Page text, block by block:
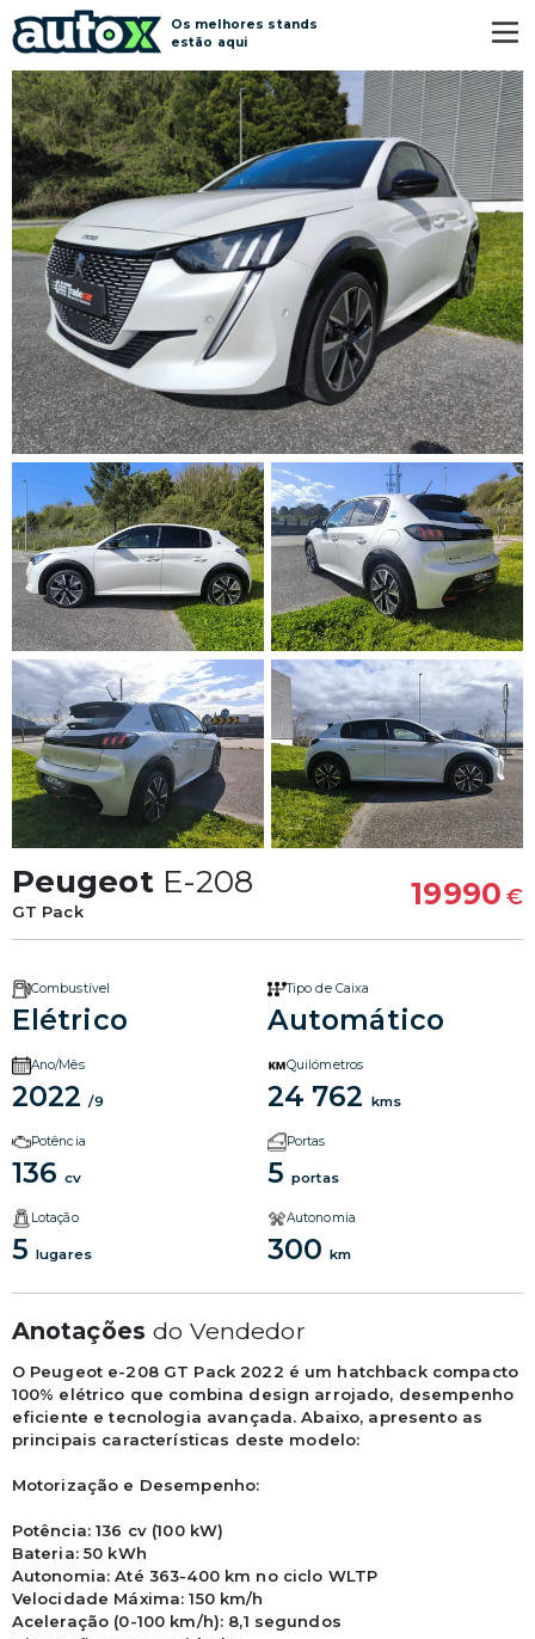
Os melhores stands
estão aqui
Peugeot E-208
GT Pack 19990 €
Combustível
Elétrico
Tipo de Caixa
Automático
Ano/Mês
2022/9
Quilómetros
24 762 kms
Potência
136cv
Portas
5portas
Lotação
5lugares
Autonomia
300km
Anotaçõesdo Vendedor
O Peugeot e-208 GT Pack 2022 é um hatchback compacto
100% elétrico que combina design arrojado, desempenho
eficiente e tecnologia avançada. Abaixo, apresento as
principais características deste modelo:
Motorização e Desempenho:
Potência: 136 cv (100 kW)
Bateria: 50 kWh
Autonomia: Até 363-400 km no ciclo WLTP
Velocidade Máxima: 150 km/h
Aceleração (0-100 km/h): 8,1 segundos